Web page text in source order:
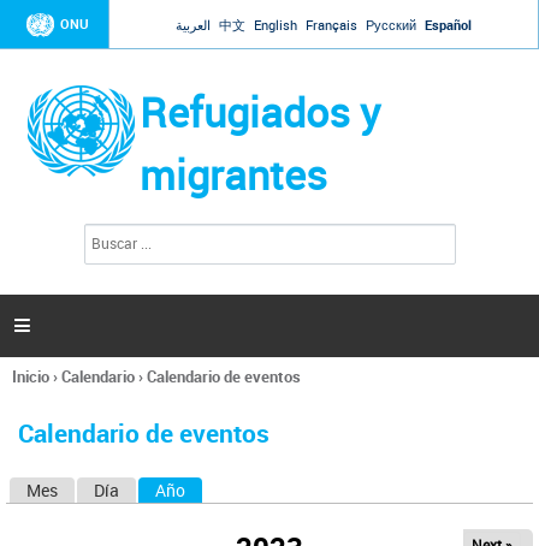
Jump to navigation
ONU العربية 中文 English Français Русский Español
Refugiados y
migrantes
l
s

Se
usted
Inicio›Calendario›Calendario de eventos
Calendario de eventos
Mes Día Año